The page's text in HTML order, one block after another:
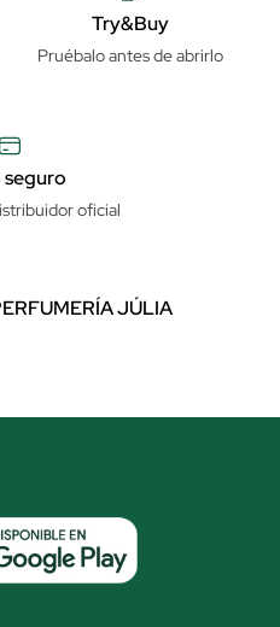
Try&Buy
Pruébalo antes de abrirlo
seguro
oficial
JÚLIA